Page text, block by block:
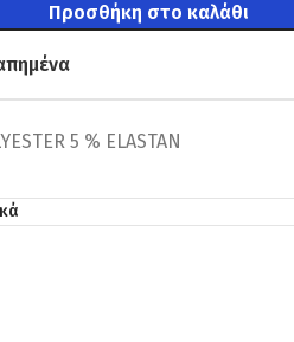
Προσθήκη στο καλάθι
5 % ELASTAN